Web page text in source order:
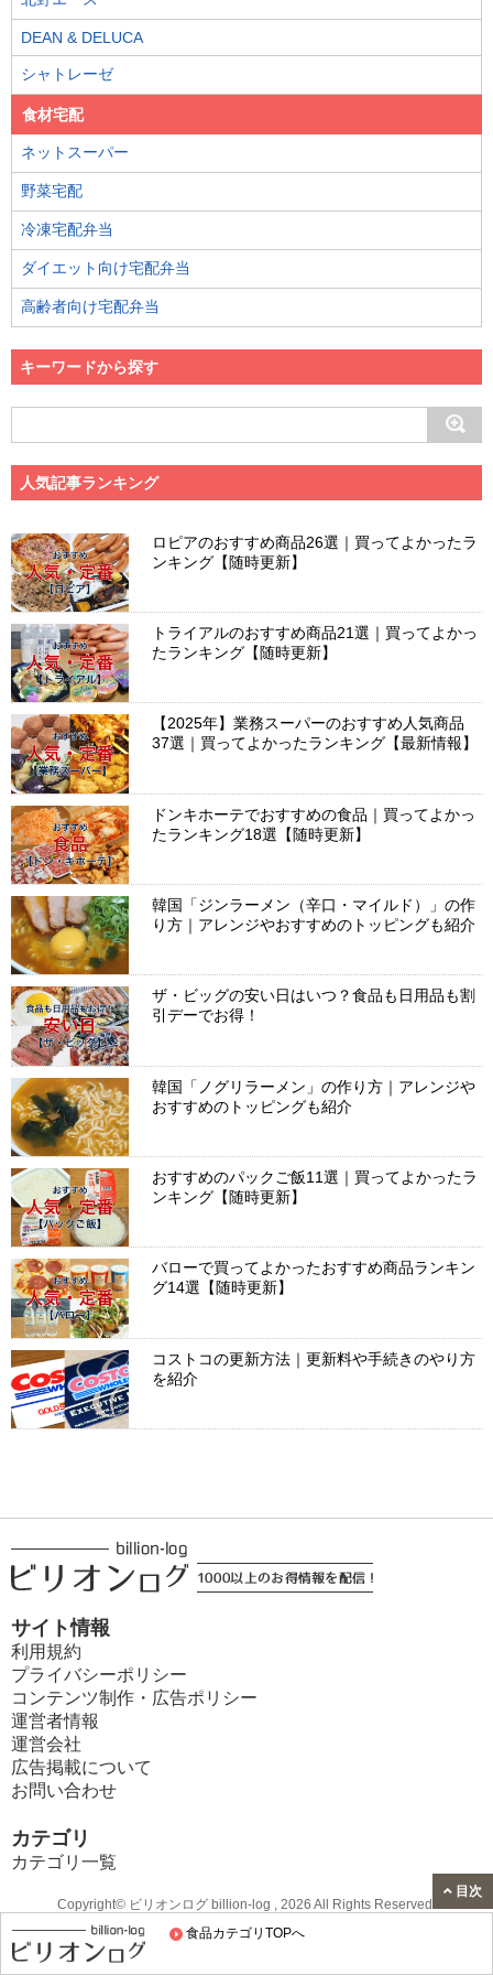
食品カテゴリTOPへ
DEAN & DELUCA
シャトレーゼ
食材宅配
ネットスーパー
野菜宅配
冷凍宅配弁当
ダイエット向け宅配弁当
高齢者向け宅配弁当
キーワードから探す
人気記事ランキング
ロピアのおすすめ商品26選｜買ってよかったラ
ンキング【随時更新】
トライアルのおすすめ商品21選｜買ってよかっ
たランキング【随時更新】
【2025年】業務スーパーのおすすめ人気商品
37選｜買ってよかったランキング【最新情報】
ドンキホーテでおすすめの食品｜買ってよかっ
たランキング18選【随時更新】
韓国「ジンラーメン（辛口・マイルド）」の作
り方｜アレンジやおすすめのトッピングも紹介
ザ・ビッグの安い日はいつ？食品も日用品も割
引デーでお得！
韓国「ノグリラーメン」の作り方｜アレンジや
おすすめのトッピングも紹介
おすすめのパックご飯11選｜買ってよかったラ
ンキング【随時更新】
バローで買ってよかったおすすめ商品ランキン
グ14選【随時更新】
コストコの更新方法｜更新料や手続きのやり方
を紹介
サイト情報
利用規約
プライバシーポリシー
コンテンツ制作・広告ポリシー
運営者情報
運営会社
広告掲載について
お問い合わせ
カテゴリ
カテゴリ一覧
Copyright© ビリオンログ billion-log , 2026 All Rights Reserved.
目次